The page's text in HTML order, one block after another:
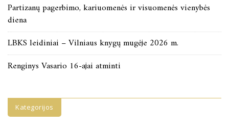
Partizanų pagerbimo, kariuomenės ir visuomenės vienybės
diena
LBKS leidiniai – Vilniaus knygų mugėje 2026 m.
Renginys Vasario 16-ajai atminti
Kategorijos